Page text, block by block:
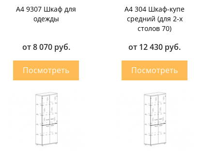
А4 9307 Шкаф для
одежды
от 8 070 руб.
А4 304 Шкаф-купе
средний (для 2-х
столов 70)
от 12 430 руб.